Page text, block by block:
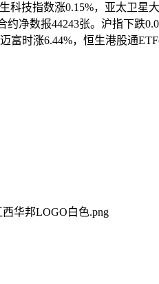
科技指数涨0.15%，亚太卫星
净数报44243张。沪指下跌
时涨6.44%，恒生港股通